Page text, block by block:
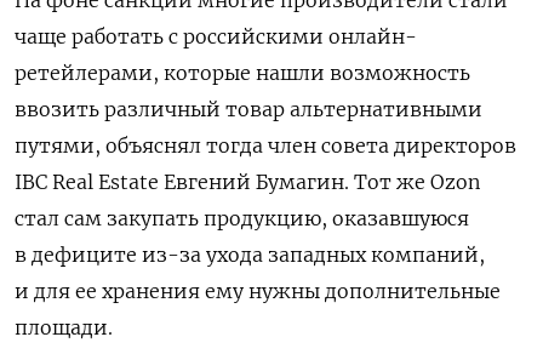
чаще работать с российскими онлайн-
ретейлерами, которые нашли возможность
ввозить различный товар альтернативными
путями, объяснял тогда член совета директоров
IBC Real Estate Евгений Бумагин. Тот же Ozon
стал сам закупать продукцию, оказавшуюся
в дефиците из-за ухода западных компаний,
и для ее хранения ему нужны дополнительные
площади.